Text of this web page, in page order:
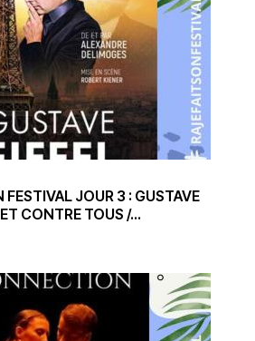
FESTIVAL JOUR 3 : GUSTAVE
CONTRE TOUS /...